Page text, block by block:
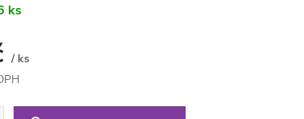
ks
/ ks